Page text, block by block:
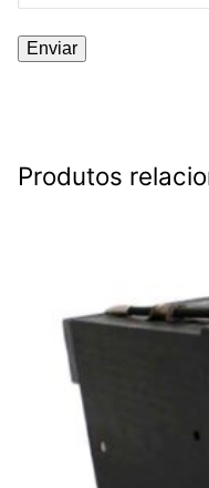
Produtos